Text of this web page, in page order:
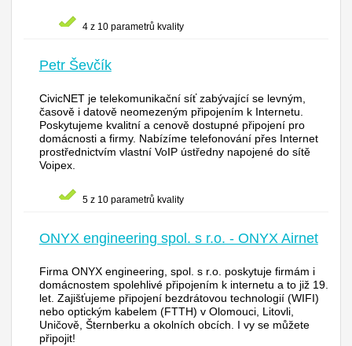
4 z 10 parametrů kvality
Petr Ševčík
CivicNET je telekomunikační síť zabývající se levným,
časově i datově neomezeným připojením k Internetu.
Poskytujeme kvalitní a cenově dostupné připojení pro
domácnosti a firmy. Nabízíme telefonování přes Internet
prostřednictvím vlastní VoIP ústředny napojené do sítě
Voipex.
5 z 10 parametrů kvality
ONYX engineering spol. s r.o. - ONYX Airnet
Firma ONYX engineering, spol. s r.o. poskytuje firmám i
domácnostem spolehlivé připojením k internetu a to již 19.
let. Zajišťujeme připojení bezdrátovou technologií (WIFI)
nebo optickým kabelem (FTTH) v Olomouci, Litovli,
Uničově, Šternberku a okolních obcích. I vy se můžete
připojit!